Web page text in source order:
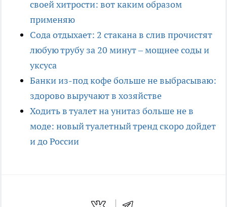
своей хитрости: вот каким образом
применяю
Сода отдыхает: 2 стакана в слив прочистят
любую трубу за 20 минут – мощнее соды и
уксуса
Банки из-под кофе больше не выбрасываю:
здорово выручают в хозяйстве
Ходить в туалет на унитаз больше не в
моде: новый туалетный тренд скоро дойдет
и до России